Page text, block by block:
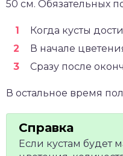
50 см. Обязательных
Когда кусты
В начале
Сразу после
В остальное время
Если кустам будет